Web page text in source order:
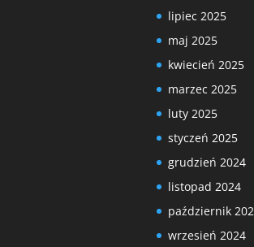
lipiec 2025
maj 2025
kwiecień 2025
marzec 2025
luty 2025
styczeń 2025
grudzień 2024
listopad 2024
październik
wrzesień 2024